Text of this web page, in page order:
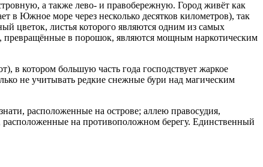
а также лево- и правобережную. Город живёт как
в Южное море через несколько десятков километров), так
цветок, листья которого являются одним из самых
превращённые в порошок, являются мощным наркотическим
в котором большую часть года господствует жаркое
не учитывать редкие снежные бури над магическим
расположенные на острове; аллею правосудия,
на противоположном берегу. Единственный